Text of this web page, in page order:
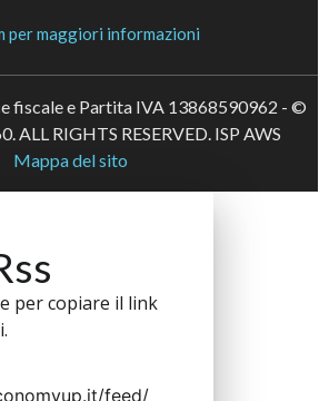
per maggiori informazioni
fiscale e Partita IVA 13868590962 - ©
ALL RIGHTS RESERVED. ISP AWS
Mappa del sito
per copiare il link